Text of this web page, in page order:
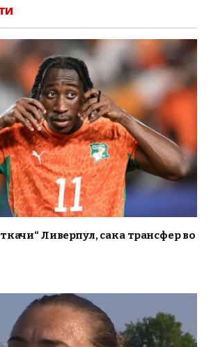
Ливерпул, сака трансфер во